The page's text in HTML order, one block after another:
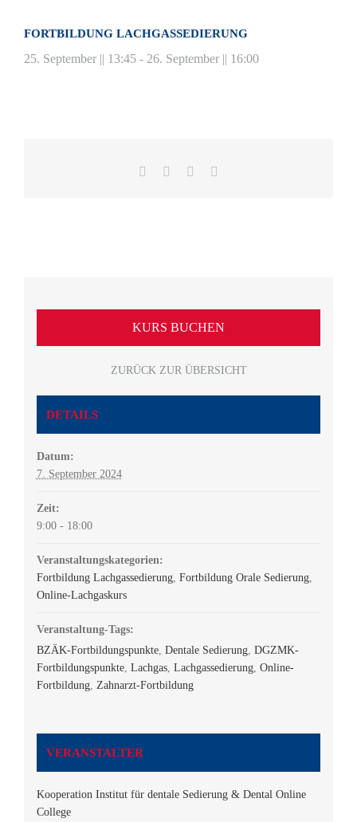
FORTBILDUNG LACHGASSEDIERUNG
25. September || 13:45 - 26. September || 16:00
Facebook LinkedIn
KURS BUCHEN
ZURÜCK ZUR ÜBERSICHT
DETAILS
Datum:
7. September 2024
Zeit:
9:00 - 18:00
Veranstaltungskategorien:
Fortbildung Lachgassedierung, Fortbildung Orale Sedierung,
Online-Lachgaskurs
Veranstaltung-Tags:
BZÄK-Fortbildungspunkte, Dentale Sedierung, DGZMK-
Fortbildungspunkte, Lachgas, Lachgassedierung, Online-
Fortbildung, Zahnarzt-Fortbildung
VERANSTALTER
Kooperation Institut für dentale Sedierung & Dental Online
College